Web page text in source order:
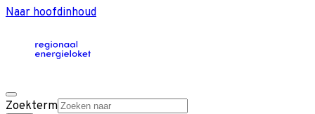
Naar hoofdinhoud
Zoekterm